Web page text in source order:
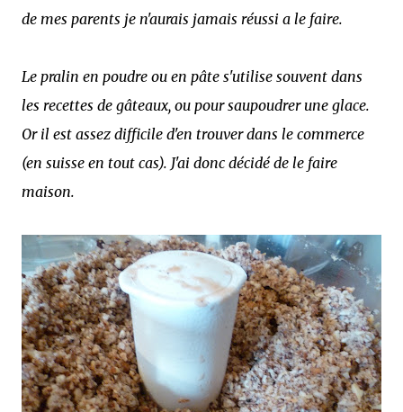
de mes parents je n'aurais jamais réussi a le faire.
Le pralin en poudre ou en pâte s'utilise souvent dans
les recettes de gâteaux, ou pour saupoudrer une glace.
Or il est assez difficile d'en trouver dans le commerce
(en suisse en tout cas). J'ai donc décidé de le faire
maison.